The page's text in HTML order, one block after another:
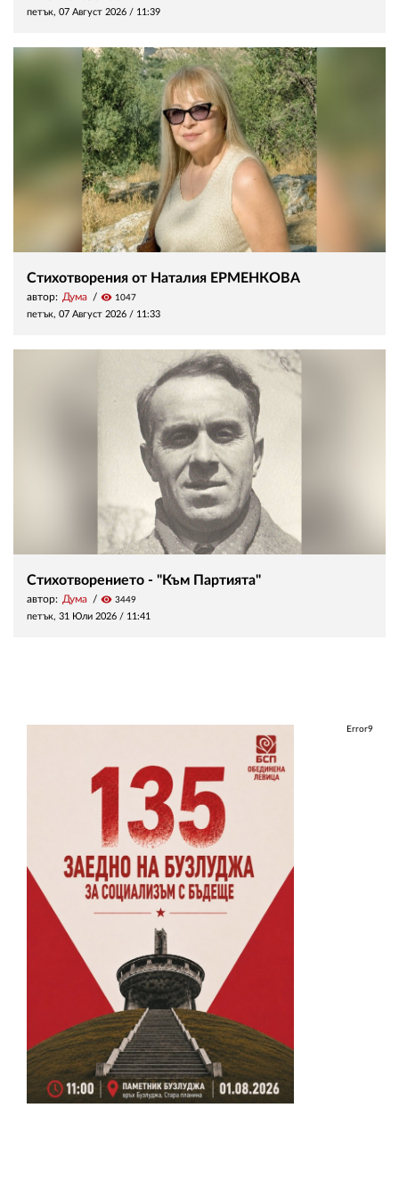
петък, 07 Август 2026 / 11:39
Стихотворения от Наталия ЕРМЕНКОВА
автор: Дума visibility 1047
петък, 07 Август 2026 / 11:33
Стихотворението - "Към Партията"
автор: Дума visibility 3449
петък, 31 Юли 2026 / 11:41
Error9